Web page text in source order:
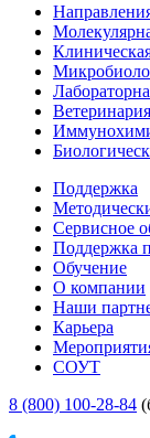
Поддержка
Сервисное
Поддержка
Обучение
О компании
Наши
Карьера
СОУТ
8 (800) 100-28-84